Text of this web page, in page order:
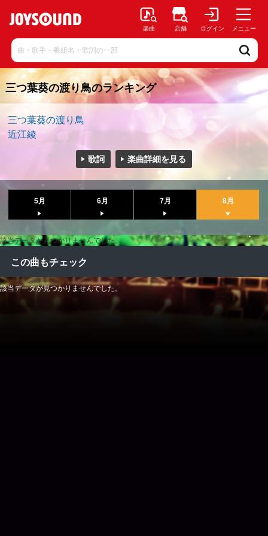
楽曲 店舗 ログイン メニュー
三つ葉葵の渡り鳥のランキング
三つ葉葵の渡り鳥
近江綾
歌詞 楽曲詳細を見る
5月 6月 7月 8月
該当データが見つかりませんでした。
この曲もチェック
該当データが見つかりませんでした。